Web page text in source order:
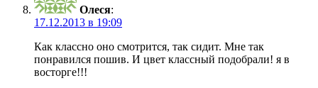
Олеся:
17.12.2013 в 19:09
Как классно оно смотрится, так сидит. Мне так
понравился пошив. И цвет классный подобрали! я в
восторге!!!